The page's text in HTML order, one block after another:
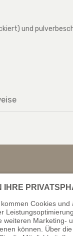
und
Sie uns